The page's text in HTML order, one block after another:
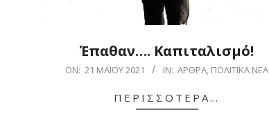
Έπαθαν…. Καπιταλισμό!
2021-ON: 21 ΜΑΪ́ΟΥ 2021 IN: ΆΡΘΡΑ, ΠΟΛΙΤΙΚΆ ΝΈΑ
ΠΕΡΙΣΣΌΤΕΡΑ…